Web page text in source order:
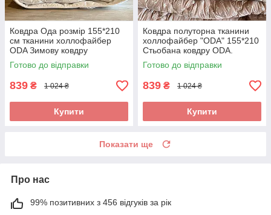
Ковдра Ода розмір 155*210
см тканини холлофайбер
ODA Зимову ковдру
Готово до відправки
839 ₴ 1 024 ₴
Купити
Ковдра полуторна тканини
холлофайбер "ODA" 155*210
Стьобана ковдру ODA.
Зимовий ковдру
Готово до відправки
839 ₴ 1 024 ₴
Купити
Показати ще
Про нас
99% позитивних з 456 відгуків за рік